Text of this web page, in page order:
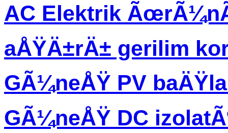
AC Elektrik
aÅŸÄ±rÄ± gerilim
GÃ¼neÅŸ PV
GÃ¼neÅŸ DC